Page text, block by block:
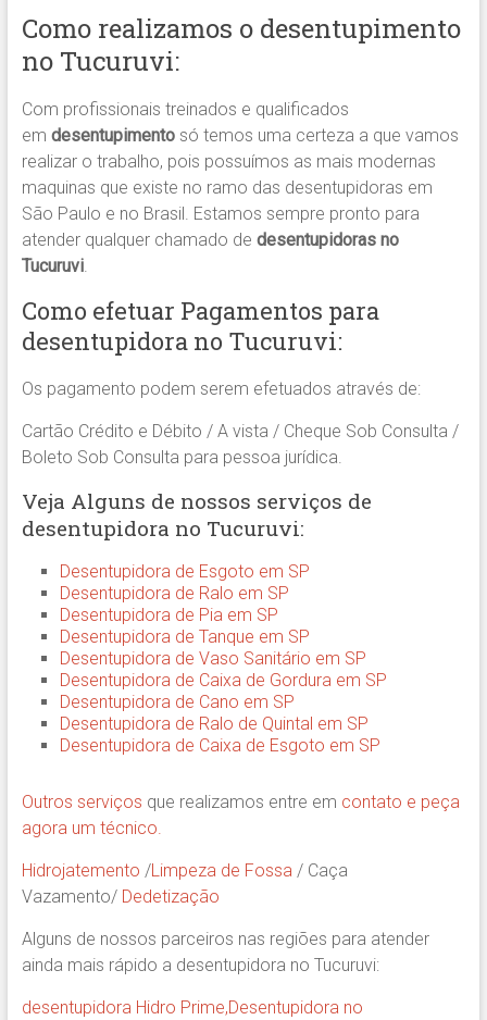
Como realizamos o desentupimento
no Tucuruvi:
Com profissionais treinados e qualificados
em desentupimentosó temos uma certeza a que vamos
realizar o trabalho, pois possuímos as mais modernas
maquinas que existe no ramo das desentupidoras em
São Paulo e no Brasil. Estamos sempre pronto para
atender qualquer chamado de desentupidoras no
Tucuruvi.
Como efetuar Pagamentos para
desentupidora no Tucuruvi:
Os pagamento podem serem efetuados através de:
Cartão Crédito e Débito / A vista / Cheque Sob Consulta /
Boleto Sob Consulta para pessoa jurídica.
Veja Alguns de nossos serviços de
desentupidora no Tucuruvi:
Desentupidora de Esgoto em SP
Desentupidora de Ralo em SP
Desentupidora de Pia em SP
Desentupidora de Tanque em SP
Desentupidora de Vaso Sanitário em SP
Desentupidora de Caixa de Gordura em SP
Desentupidora de Cano em SP
Desentupidora de Ralo de Quintal em SP
Desentupidora de Caixa de Esgoto em SP
Outros serviços que realizamos entre em contato e peça
agora um técnico.
Hidrojatemento /Limpeza de Fossa/ Caça
Vazamento/ Dedetização
Alguns de nossos parceiros nas regiões para atender
ainda mais rápido a desentupidora no Tucuruvi:
desentupidora Hidro Prime,Desentupidora no